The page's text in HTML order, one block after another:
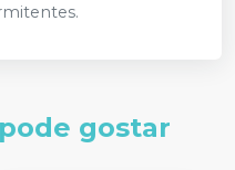
gostar